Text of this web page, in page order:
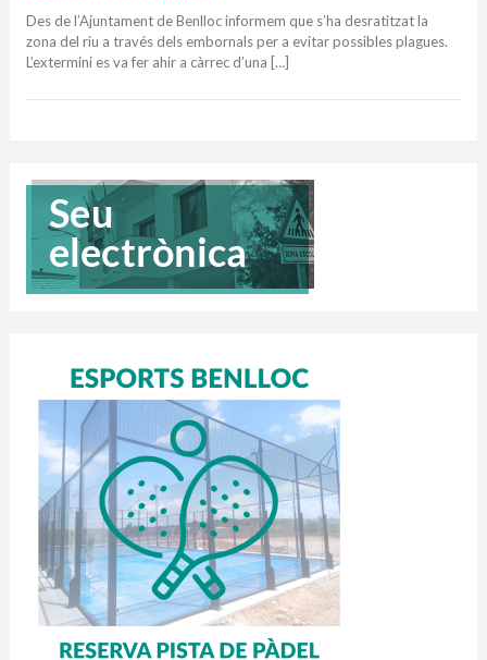
Des de l’Ajuntament de Benlloc informem que s’ha desratitzat la
zona del riu a través dels embornals per a evitar possibles plagues.
L’extermini es va fer ahir a càrrec d’una […]